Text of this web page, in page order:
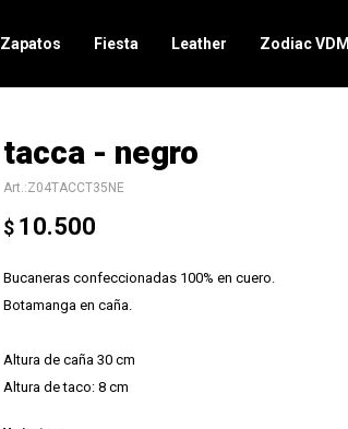
Zapatos Fiesta Leather Zodiac VDM
tacca - negro
Z04TACCT35NE
$ 10.500
Bucaneras confeccionadas 100% en cuero.
Botamanga en caña.
Altura de caña 30 cm
Altura de taco: 8 cm